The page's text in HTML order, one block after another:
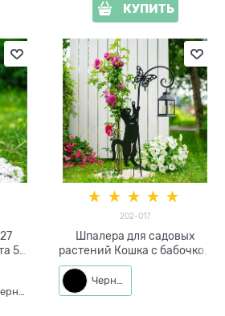
КУПИТЬ
50
Черный
202-017
Шпалера для садовых
растений Кошка с бабочкой
202-017 h=100 см
Черный